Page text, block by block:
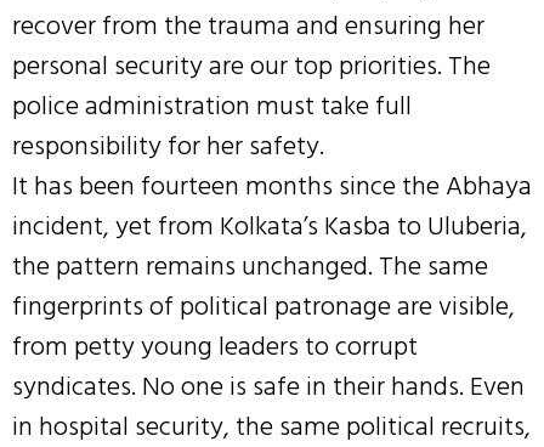
recover from the trauma and ensuring her
personal security are our top priorities. The
police administration must take full
responsibility for her safety.
It has been fourteen months since the Abhaya
incident, yet from Kolkata’s Kasba to Uluberia,
the pattern remains unchanged. The same
fingerprints of political patronage are visible,
from petty young leaders to corrupt
syndicates. No one is safe in their hands. Even
in hospital security, the same political recruits,